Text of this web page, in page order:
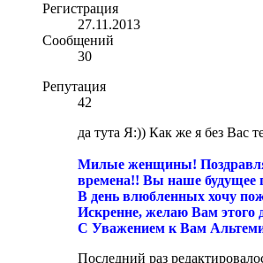
Регистрация
27.11.2013
Сообщений
30
Репутация
42
да тута Я:)) Как же я без Вас
Милые женщины!
времена!! Вы наше будущее
В день влюбленных хочу
Искренне, желаю Вам этого
С Уважением к Вам
Последний раз